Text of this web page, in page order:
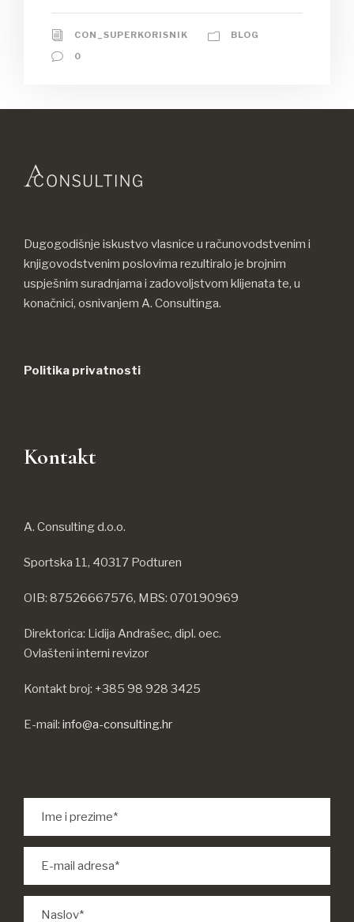
CON_SUPERKORISNIK
BLOG
0
Dugogodišnje iskustvo vlasnice u računovodstvenim i
knjigovodstvenim poslovima rezultiralo je brojnim
uspješnim suradnjama i zadovoljstvom klijenata te, u
konačnici, osnivanjem A. Consultinga.
Politika privatnosti
Kontakt
A. Consulting d.o.o.
Sportska 11, 40317 Podturen
OIB: 87526667576, MBS: 070190969
Direktorica: Lidija Andrašec, dipl. oec.
Ovlašteni interni revizor
Kontakt broj: +385 98 928 3425
E-mail: info@a-consulting.hr